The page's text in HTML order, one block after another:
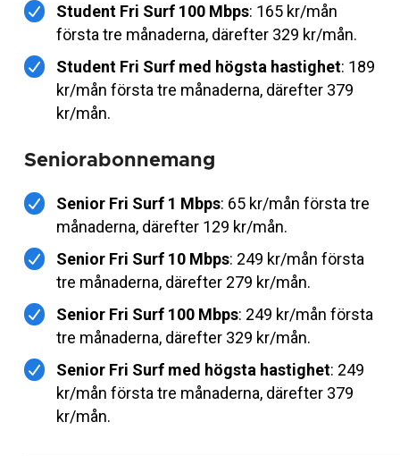
Student Fri Surf 100 Mbps: 165 kr/mån
första tre månaderna, därefter 329 kr/mån.
Student Fri Surf med högsta hastighet: 189
kr/mån första tre månaderna, därefter 379
kr/mån.
Seniorabonnemang
Senior Fri Surf 1 Mbps: 65 kr/mån första tre
månaderna, därefter 129 kr/mån.
Senior Fri Surf 10 Mbps: 249 kr/mån första
tre månaderna, därefter 279 kr/mån.
Senior Fri Surf 100 Mbps: 249 kr/mån första
tre månaderna, därefter 329 kr/mån.
Senior Fri Surf med högsta hastighet: 249
kr/mån första tre månaderna, därefter 379
kr/mån.